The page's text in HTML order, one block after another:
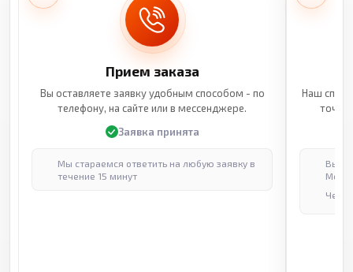
Прием заказа
Вы оставляете заявку удобным способом - по
телефону, на сайте или в мессенджере.
Заявка принята
Мы стараемся ответить на любую заявку в
течение 15 минут
Наш